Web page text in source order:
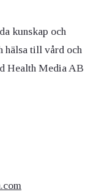
kunskap och
hälsa till vård och
Health Media AB